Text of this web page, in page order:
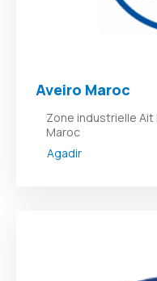
Aveiro Maroc
Zone industrielle Ait
Maroc
Agadir